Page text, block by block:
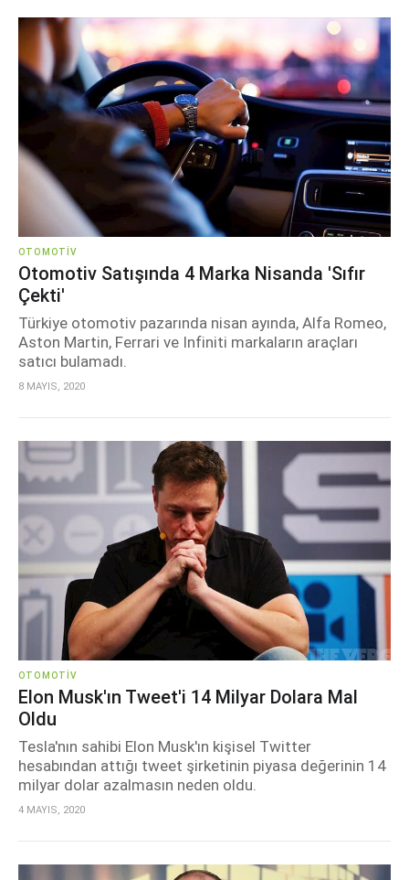
OTOMOTIV
Otomotiv Satışında 4 Marka Nisanda 'sıfır
Çekti'
Türkiye otomotiv pazarında nisan ayında, Alfa Romeo,
Aston Martin, Ferrari ve Infiniti markaların araçları
satıcı bulamadı.
8 MAYIS, 2020
OTOMOTIV
Elon Musk'ın Tweet'i 14 Milyar Dolara Mal
Oldu
Tesla'nın sahibi Elon Musk'ın kişisel Twitter
hesabından attığı tweet şirketinin piyasa değerinin 14
milyar dolar azalmasın neden oldu.
4 MAYIS, 2020